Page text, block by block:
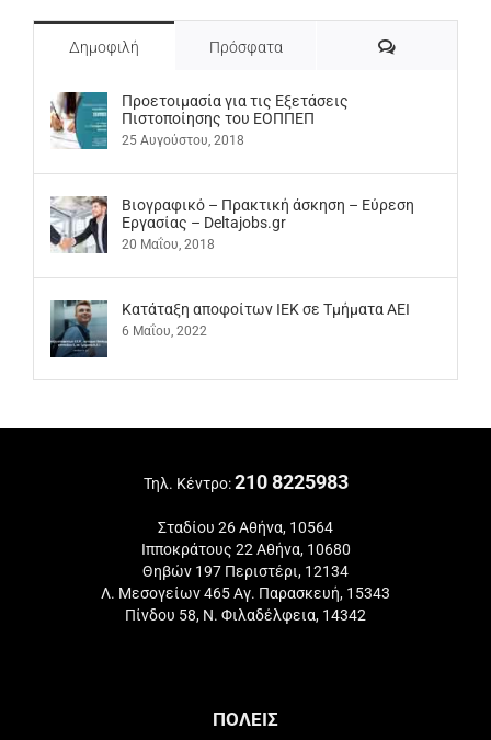
Δημοφιλή Πρόσφατα Σχόλια
Προετοιμασία για τις Εξετάσεις
Πιστοποίησης του ΕΟΠΠΕΠ
25 Αυγούστου, 2018
Βιογραφικό – Πρακτική άσκηση – Εύρεση
Εργασίας – Deltajobs.gr
20 Μαΐου, 2018
Kατάταξη αποφοίτων ΙΕΚ σε Τμήματα ΑΕΙ
6 Μαΐου, 2022
Τηλ. Κέντρο:210 8225983
Σταδίου 26 Αθήνα, 10564
Ιπποκράτους 22 Αθήνα, 10680
Θηβών 197 Περιστέρι, 12134
Λ. Μεσογείων 465 Αγ. Παρασκευή, 15343
Πίνδου 58, Ν. Φιλαδέλφεια, 14342
ΠΟΛΕΙΣ